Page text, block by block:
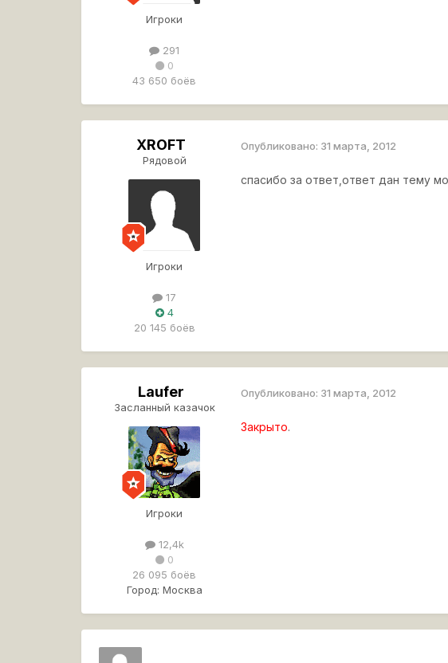
Игроки
291
0
43 650 боёв
XROFT
Рядовой
Игроки
17
4
20 145 боёв
Опубликовано: 31 марта, 2012
спасибо за ответ,ответ дан тему
Laufer
Засланный казачок
Игроки
12,4k
0
26 095 боёв
Город: Москва
Опубликовано: 31 марта, 2012
Закрыто.